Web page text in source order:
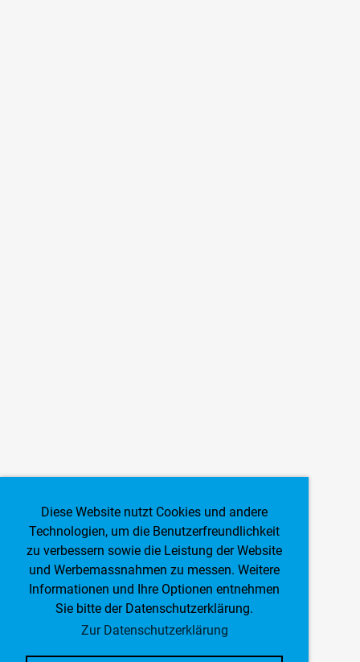
Diese Website nutzt Cookies und andere
Technologien, um die Benutzerfreundlichkeit
zu verbessern sowie die Leistung der Website
und Werbemassnahmen zu messen. Weitere
Informationen und Ihre Optionen entnehmen
Sie bitte der Datenschutzerklärung.
Zur Datenschutzerklärung